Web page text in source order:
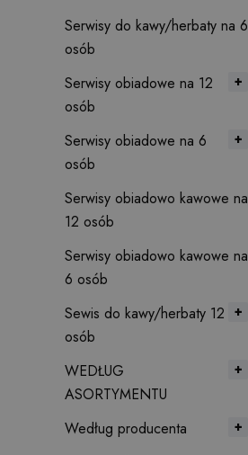
Serwisy do kawy/herbaty na 6
osób
Serwisy obiadowe na 12
osób
Serwisy obiadowe na 6
osób
Serwisy obiadowo kawowe na
12 osób
Serwisy obiadowo kawowe na
6 osób
Sewis do kawy/herbaty 12
osób
WEDŁUG
ASORTYMENTU
Według producenta